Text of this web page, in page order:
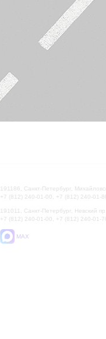
191186, Санкт-Петербург,
+7 (812) 240-01-00, +7 (812) 240-01-
191011, Санкт-Петербург, Невский
+7 (812) 240-01-00, +7 (812) 240-01-
MAX